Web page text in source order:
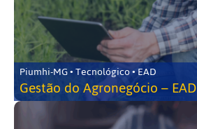
Piumhi-MG • Tecnológico • EAD
Gestão do Agronegócio – EAD